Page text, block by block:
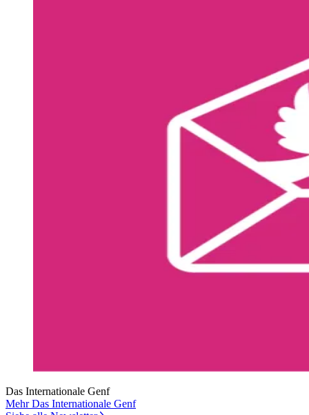
Das Internationale Genf
Mehr Das Internationale Genf